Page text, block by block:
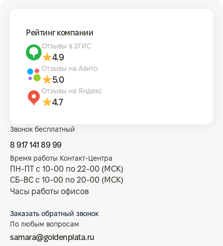
Рейтинг компании
Отзывы в 2ГИС
4.9
Отзывы на Авито
5.0
Отзывы на Яндекс
4.7
Звонок бесплатный
8 917 141 89 99
Время работы Контакт-Центра
ПН-ПТ с 10-00 по 22-00 (МСК)
СБ-ВС с 10-00 по 20-00 (МСК)
Часы работы офисов
Заказать обратный звонок
По любым вопросам
samara@goldenplata.ru